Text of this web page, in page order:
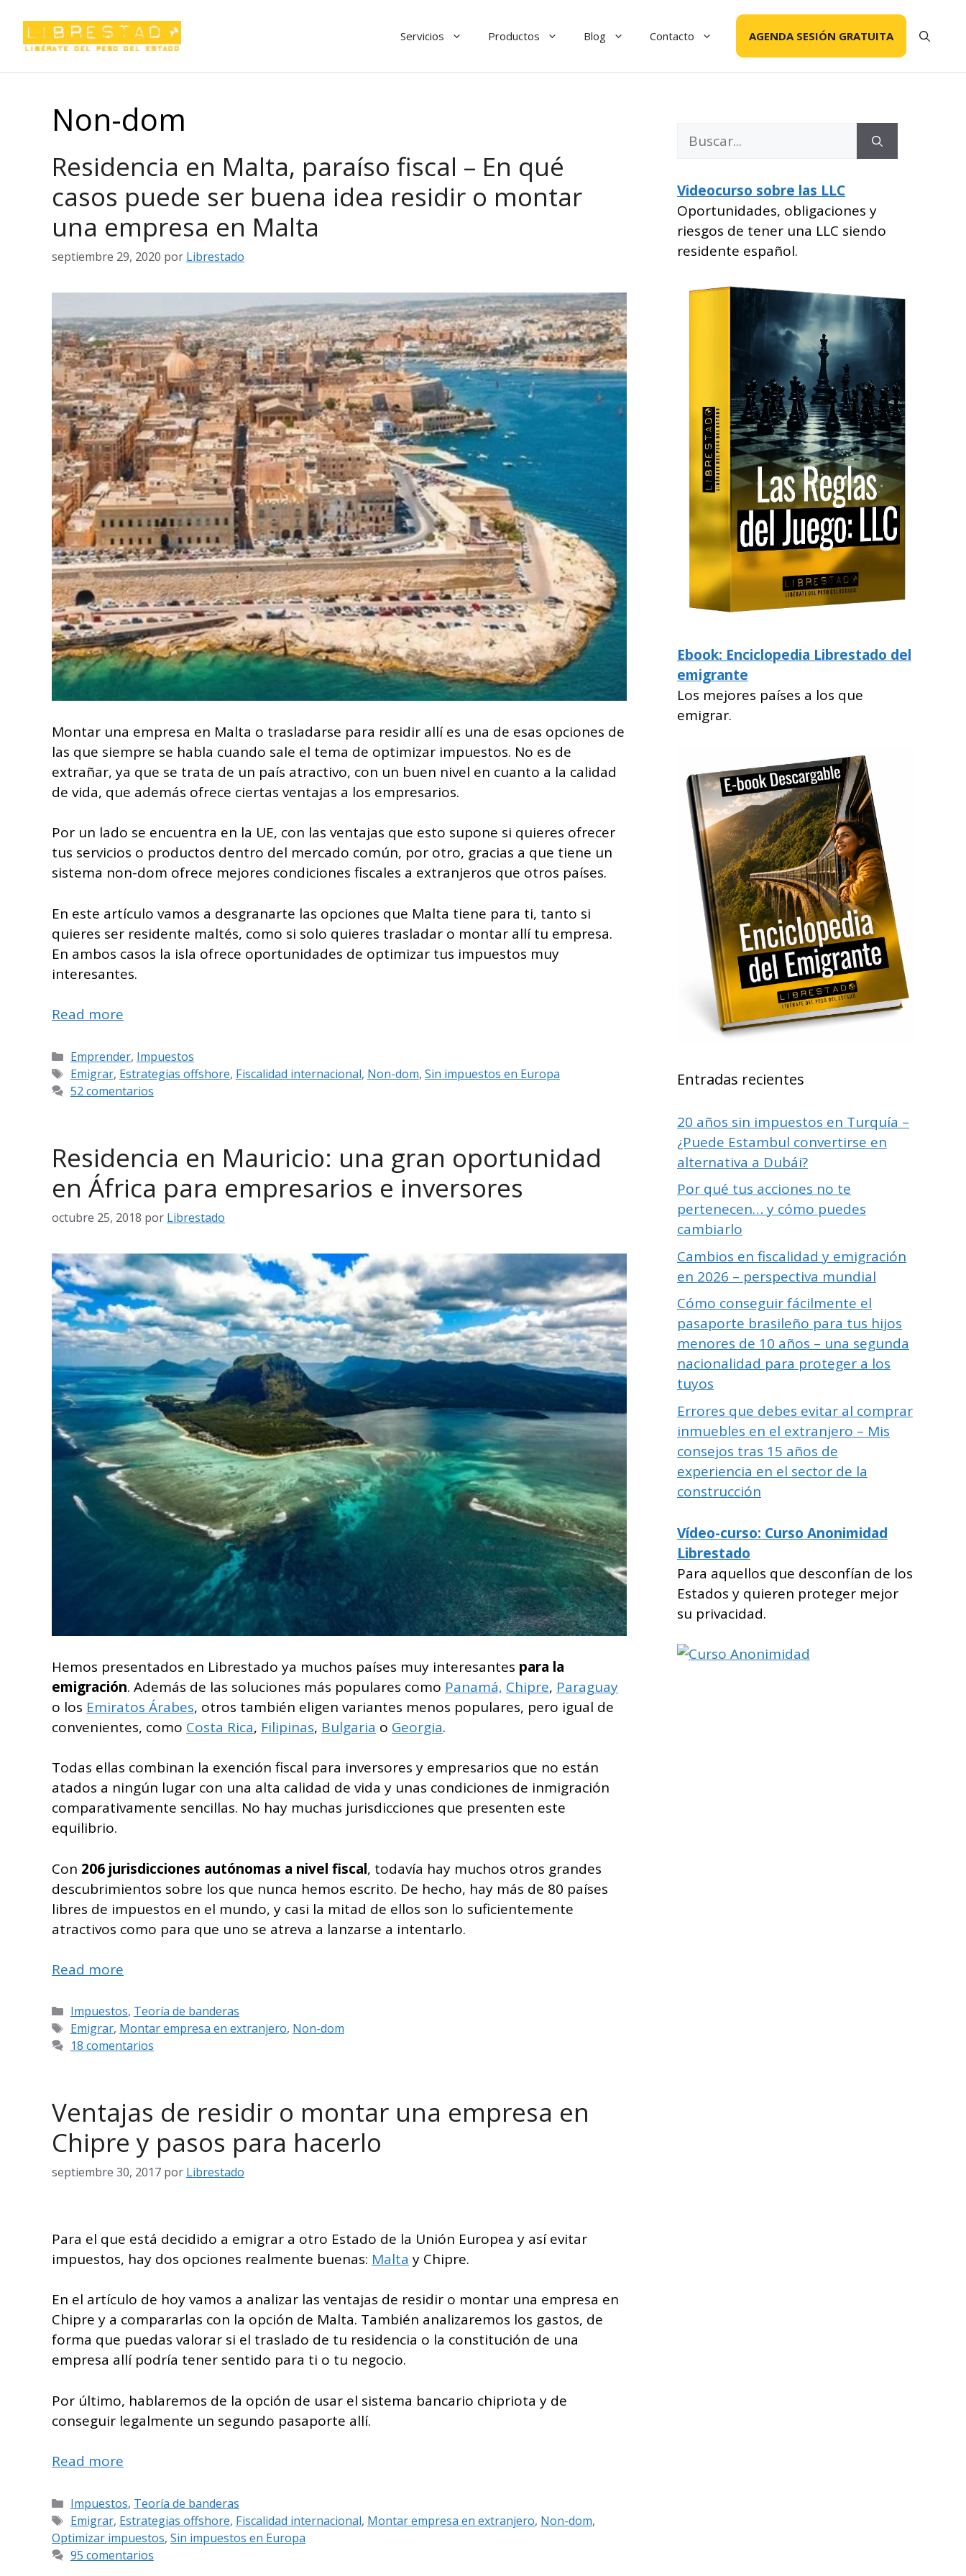
contenido
Servicios Productos Blog Contacto AGENDA SESIÓN GRATUITA
Non-dom
Residencia en Malta, paraíso fiscal – En qué
casos puede ser buena idea residir o montar
una empresa en Malta
septiembre 29, 2020 por Librestado
Montar una empresa en Malta o trasladarse para residir allí es una de esas opciones de
las que siempre se habla cuando sale el tema de optimizar impuestos. No es de
extrañar, ya que se trata de un país atractivo, con un buen nivel en cuanto a la calidad
de vida, que además ofrece ciertas ventajas a los empresarios.
Por un lado se encuentra en la UE, con las ventajas que esto supone si quieres ofrecer
tus servicios o productos dentro del mercado común, por otro, gracias a que tiene un
sistema non-dom ofrece mejores condiciones fiscales a extranjeros que otros países.
En este artículo vamos a desgranarte las opciones que Malta tiene para ti, tanto si
quieres ser residente maltés, como si solo quieres trasladar o montar allí tu empresa.
En ambos casos la isla ofrece oportunidades de optimizar tus impuestos muy
interesantes.
Read more
Categorías
Emprender, Impuestos
Etiquetas
Emigrar, Estrategias offshore, Fiscalidad internacional, Non-dom, Sin impuestos en Europa
52 comentarios
Residencia en Mauricio: una gran oportunidad
en África para empresarios e inversores
octubre 25, 2018 por Librestado
Hemos presentados en Librestado ya muchos países muy interesantes para la
emigración. Además de las soluciones más populares como Panamá, Chipre, Paraguay
o los Emiratos Árabes, otros también eligen variantes menos populares, pero igual de
convenientes, como Costa Rica, Filipinas, Bulgaria o Georgia.
Todas ellas combinan la exención fiscal para inversores y empresarios que no están
atados a ningún lugar con una alta calidad de vida y unas condiciones de inmigración
comparativamente sencillas. No hay muchas jurisdicciones que presenten este
equilibrio.
Con 206 jurisdicciones autónomas a nivel fiscal, todavía hay muchos otros grandes
descubrimientos sobre los que nunca hemos escrito. De hecho, hay más de 80 países
libres de impuestos en el mundo, y casi la mitad de ellos son lo suficientemente
atractivos como para que uno se atreva a lanzarse a intentarlo.
Read more
Categorías
Impuestos, Teoría de banderas
Etiquetas
Emigrar, Montar empresa en extranjero, Non-dom
18 comentarios
Ventajas de residir o montar una empresa en
Chipre y pasos para hacerlo
septiembre 30, 2017 por Librestado
Para el que está decidido a emigrar a otro Estado de la Unión Europea y así evitar
impuestos, hay dos opciones realmente buenas: Malta y Chipre.
En el artículo de hoy vamos a analizar las ventajas de residir o montar una empresa en
Chipre y a compararlas con la opción de Malta. También analizaremos los gastos, de
forma que puedas valorar si el traslado de tu residencia o la constitución de una
empresa allí podría tener sentido para ti o tu negocio.
Por último, hablaremos de la opción de usar el sistema bancario chipriota y de
conseguir legalmente un segundo pasaporte allí.
Read more
Categorías
Impuestos, Teoría de banderas
Etiquetas
Emigrar, Estrategias offshore, Fiscalidad internacional, Montar empresa en extranjero, Non-dom,
Optimizar impuestos, Sin impuestos en Europa
95 comentarios
Buscar:
Videocurso sobre las LLC
Oportunidades, obligaciones y
riesgos de tener una LLC siendo
residente español.
Ebook: Enciclopedia Librestado del
emigrante
Los mejores países a los que
emigrar.
Entradas recientes
20 años sin impuestos en Turquía –
¿Puede Estambul convertirse en
alternativa a Dubái?
Por qué tus acciones no te
pertenecen… y cómo puedes
cambiarlo
Cambios en fiscalidad y emigración
en 2026 – perspectiva mundial
Cómo conseguir fácilmente el
pasaporte brasileño para tus hijos
menores de 10 años – una segunda
nacionalidad para proteger a los
tuyos
Errores que debes evitar al comprar
inmuebles en el extranjero – Mis
consejos tras 15 años de
experiencia en el sector de la
construcción
Vídeo-curso: Curso Anonimidad
Librestado
Para aquellos que desconfían de los
Estados y quieren proteger mejor
su privacidad.